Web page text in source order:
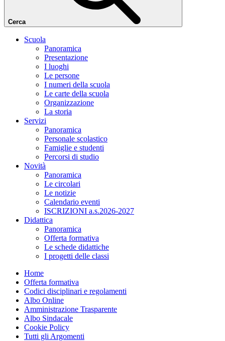
Cerca
Scuola
Panoramica
Presentazione
I luoghi
Le persone
I numeri della scuola
Le carte della scuola
Organizzazione
La storia
Servizi
Panoramica
Personale scolastico
Famiglie e studenti
Percorsi di studio
Novità
Panoramica
Le circolari
Le notizie
Calendario eventi
ISCRIZIONI a.s.2026-2027
Didattica
Panoramica
Offerta formativa
Le schede didattiche
I progetti delle classi
Home
Offerta formativa
Codici disciplinari e regolamenti
Albo Online
Amministrazione Trasparente
Albo Sindacale
Cookie Policy
Tutti gli Argomenti